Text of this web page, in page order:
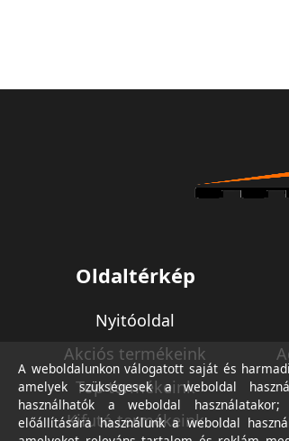
Oldaltérkép
Nyitóoldal
Akciós termékeink
Top termékeink
Kifutó termékeink
A weboldalunkon válogatott saját és
amelyek szükségesek a weboldal
használhatók a weboldal
előállítására használunk a weboldal